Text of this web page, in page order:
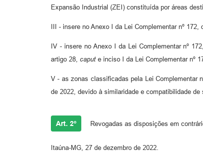
Expansão Industrial (ZEI) constituída por áreas
III - insere no Anexo I da Lei Complementar nº
IV - insere no Anexo I da Lei Complementar nº
artigo 28, caput e inciso I da Lei Complementar nº
V - as zonas classificadas pela Lei Complementar
de 2022, devido à similaridade e compatibilidade
Art. 2º Revogadas as disposições em
Itaúna-MG, 27 de dezembro de 2022.